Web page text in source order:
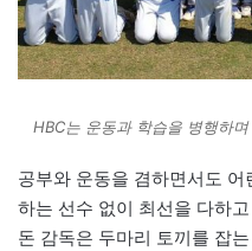
HBC는 운동과 학습을 병행하
공부와 운동을 겸하면서도
하는 선수 없이 최선을 다하
돈 감독은 두마리 토끼를 잡